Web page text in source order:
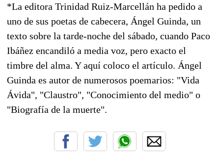
*La editora Trinidad Ruiz-Marcellán ha pedido a
uno de sus poetas de cabecera, Ángel Guinda, un
texto sobre la tarde-noche del sábado, cuando Paco
Ibáñez encandiló a media voz, pero exacto el
timbre del alma. Y aquí coloco el artículo. Ángel
Guinda es autor de numerosos poemarios: "Vida
Ávida", "Claustro", "Conocimiento del medio" o
"Biografía de la muerte".